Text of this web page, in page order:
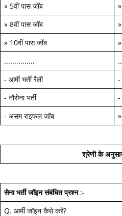
» 5वीं पास जॉब »
» 8वीं पास जॉब »
» 10वीं पास जॉब »
...............
- आर्मी भर्ती रैली -
- नौसेना भर्ती -
- असम राइफल जॉब »
श्रेणी के
सेना भर्ती जॉइन संबंधित प्रश्न:-
Q. आर्मी जॉइन कैसे करें?